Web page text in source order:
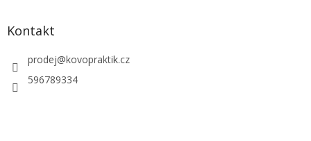
Kontakt
prodej@kovopraktik.cz
596789334